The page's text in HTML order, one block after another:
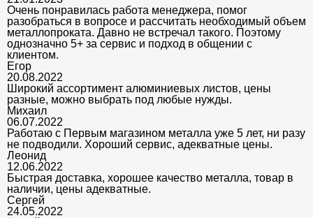
Очень понравилась работа менеджера, помог
разобраться в вопросе и рассчитать необходимый объем
металлопроката. Давно не встречал такого. Поэтому
однозначно 5+ за сервис и подход в общении с
клиентом.
Егор
20.08.2022
Широкий ассортимент алюминиевых листов, цены
разные, можно выбрать под любые нужды.
Михаил
06.07.2022
Работаю с Первым магазином металла уже 5 лет, ни разу
не подводили. Хороший сервис, адекватные цены.
Леонид
12.06.2022
Быстрая доставка, хорошее качество металла, товар в
наличии, цены адекватные.
Сергей
24.05.2022